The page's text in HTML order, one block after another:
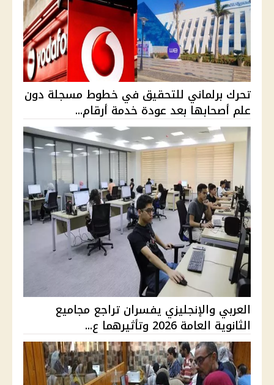
تحرك برلماني للتحقيق في خطوط مسجلة دون
علم أصحابها بعد عودة خدمة أرقام...
العربي والإنجليزي يفسران تراجع مجاميع
الثانوية العامة 2026 وتأثيرهما ع...